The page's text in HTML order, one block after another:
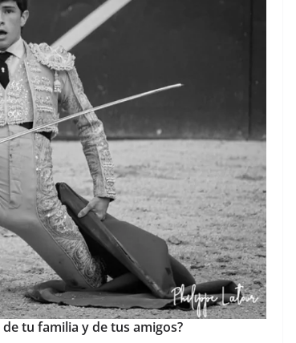
de tu familia y de tus amigos?